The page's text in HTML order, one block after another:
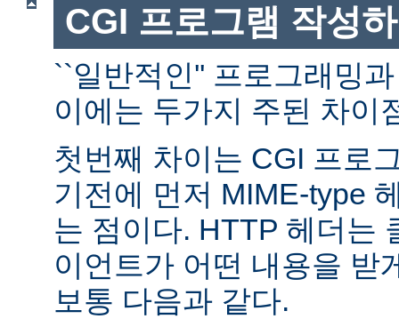
CGI 프로그램 작성
``일반적인'' 프로그래밍
이에는 두가지 주된 차이
첫번째 차이는 CGI 프로
기전에 먼저 MIME-type
는 점이다. HTTP 헤더는
이언트가 어떤 내용을 받
보통 다음과 같다.